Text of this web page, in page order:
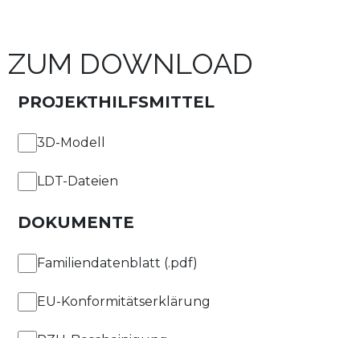
ZUM DOWNLOAD
PROJEKTHILFSMITTEL
3D-Modell
LDT-Dateien
DOKUMENTE
Familiendatenblatt (.pdf)
EU-Konformitätserklärung